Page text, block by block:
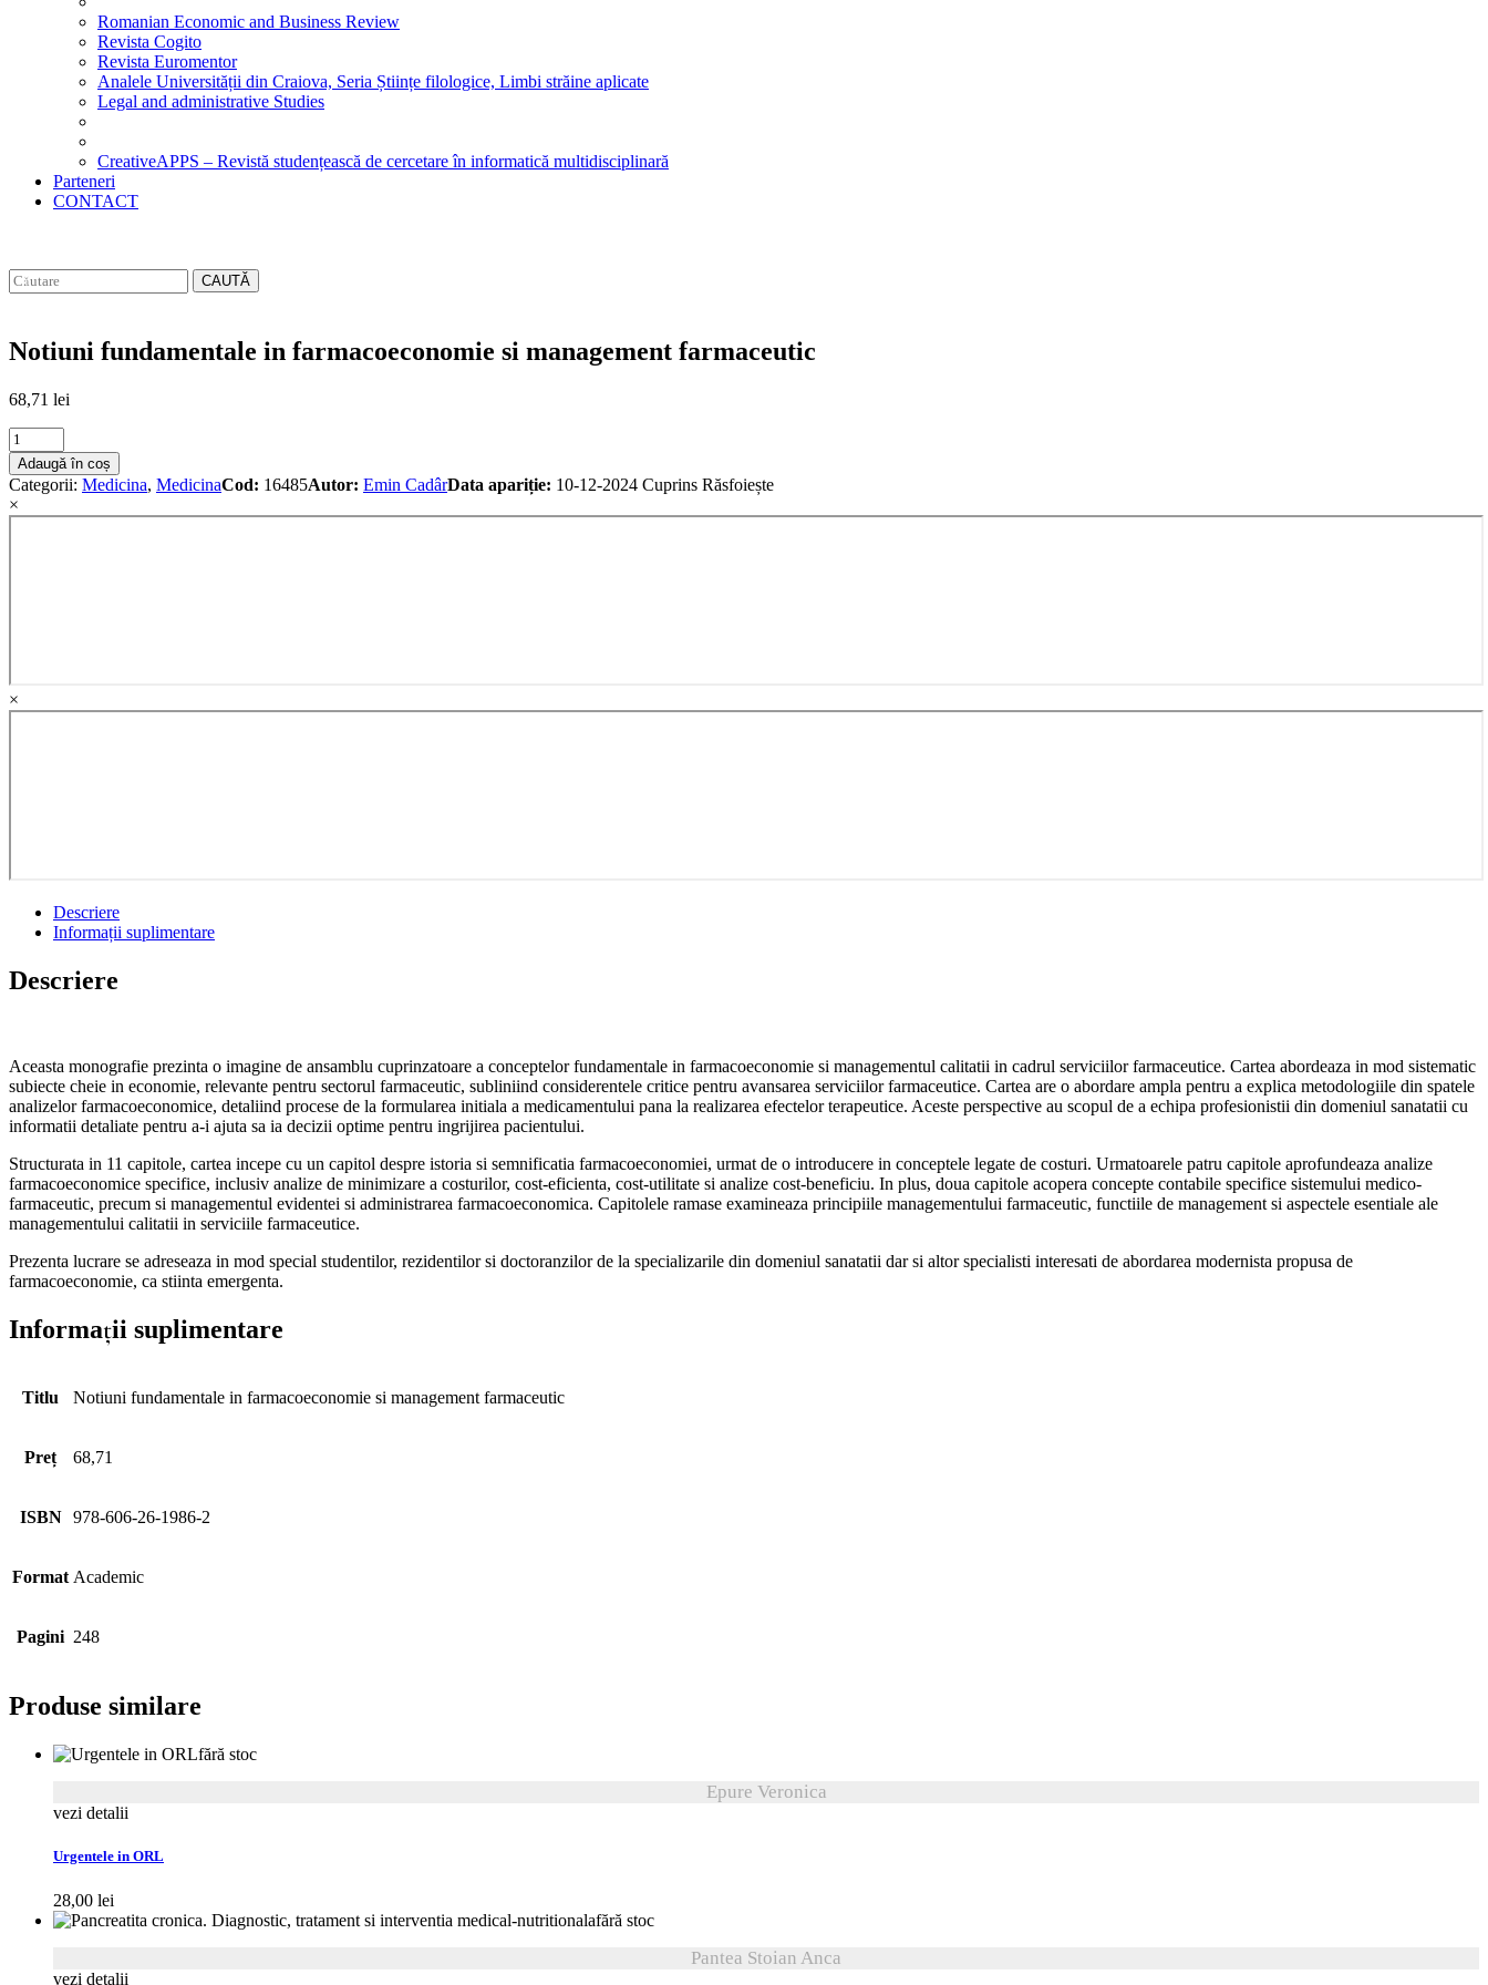
Romanian Economic and Business Review
Revista Cogito
Revista Euromentor
Analele Universității din Craiova, Seria Științe filologice, Limbi străine aplicate
Legal and administrative Studies
CreativeAPPS – Revistă studențească de cercetare în informatică multidisciplinară
Parteneri
CONTACT
CAUTĂ
Notiuni fundamentale in farmacoeconomie si management farmaceutic
68,71 lei
Notiuni
fundamentale
in
farmacoeconomie
si
Adaugă în coș
Categorii: Medicina, MedicinaCod: 16485Autor: Emin CadârData apariție: 10-12-2024 Cuprins Răsfoiește
×
×
Descriere
Informații suplimentare
Descriere
Aceasta monografie prezinta o imagine de ansamblu cuprinzatoare a conceptelor fundamentale in farmacoeconomie si managementul calitatii in cadrul serviciilor farmaceutice. Cartea abordeaza in mod sistematic
subiecte cheie in economie, relevante pentru sectorul farmaceutic, subliniind considerentele critice pentru avansarea serviciilor farmaceutice. Cartea are o abordare ampla pentru a explica metodologiile din spatele
analizelor farmacoeconomice, detaliind procese de la formularea initiala a medicamentului pana la realizarea efectelor terapeutice. Aceste perspective au scopul de a echipa profesionistii din domeniul sanatatii cu
informatii detaliate pentru a-i ajuta sa ia decizii optime pentru ingrijirea pacientului.
Structurata in 11 capitole, cartea incepe cu un capitol despre istoria si semnificatia farmacoeconomiei, urmat de o introducere in conceptele legate de costuri. Urmatoarele patru capitole aprofundeaza analize
farmacoeconomice specifice, inclusiv analize de minimizare a costurilor, cost-eficienta, cost-utilitate si analize cost-beneficiu. In plus, doua capitole acopera concepte contabile specifice sistemului medico-
farmaceutic, precum si managementul evidentei si administrarea farmacoeconomica. Capitolele ramase examineaza principiile managementului farmaceutic, functiile de management si aspectele esentiale ale
managementului calitatii in serviciile farmaceutice.
Prezenta lucrare se adreseaza in mod special studentilor, rezidentilor si doctoranzilor de la specializarile din domeniul sanatatii dar si altor specialisti interesati de abordarea modernista propusa de
farmacoeconomie, ca stiinta emergenta.
Informații suplimentare
Titlu Notiuni fundamentale in farmacoeconomie si management farmaceutic
Preț 68,71
ISBN 978-606-26-1986-2
Format Academic
Pagini 248
Produse similare
fără stoc
Epure Veronica
vezi detalii
Urgentele in ORL
28,00 lei
fără stoc
Pantea Stoian Anca
vezi detalii